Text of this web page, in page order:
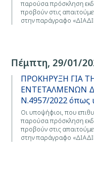
παρούσα πρόσκληση
προβούν στις
στην παράγραφο
Πέμπτη, 29/01/
ΠΡΟΚΗΡΥΞΗ ΓΙΑ
ΕΝΤΕΤΑΛΜΕΝΩΝ
Ν.4957/2022 όπως
Οι υποψήφιοι, που
παρούσα πρόσκληση
προβούν στις
στην παράγραφο